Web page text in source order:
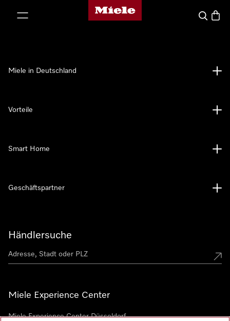
Miele-Homepage
Suche
Händlersuche
Miele Experience Center
Miele Experience Center Düsseldorf
Miele in Deutschland
Vorteile
Smart Home
Geschäftspartner